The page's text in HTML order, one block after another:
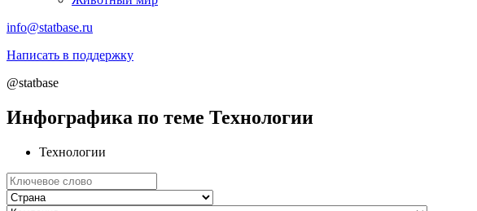
info@statbase.ru
Написать в поддержку
@statbase
Инфографика по теме Технологии
Технологии